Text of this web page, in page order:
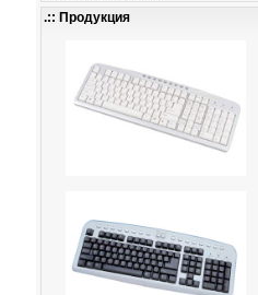
.:: Продукция